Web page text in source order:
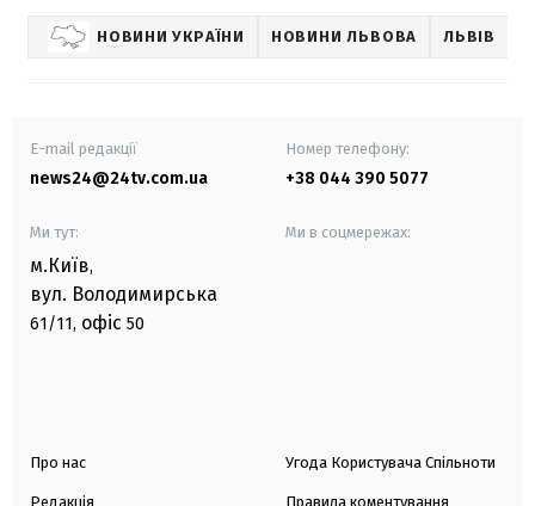
НОВИНИ УКРАЇНИ НОВИНИ ЛЬВОВА ЛЬВІВ
E-mail редакції
news24@24tv.com.ua
Номер телефону:
+38 044 390 5077
Ми тут:
м.Київ,
вул. Володимирська
61/11, офіс 50
Ми в соцмережах:
Про нас
Редакція
Угода Користувача Спільноти
Правила коментування